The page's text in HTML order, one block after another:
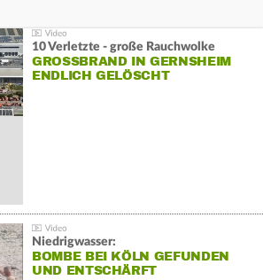
10 Verletzte - große Rauchwolke
GROSSBRAND IN GERNSHEIM E
NDLICH GELÖSCHT
Niedrigwasser:
BOMBE BEI KÖLN GEFUNDEN
UND ENTSCHÄRFT